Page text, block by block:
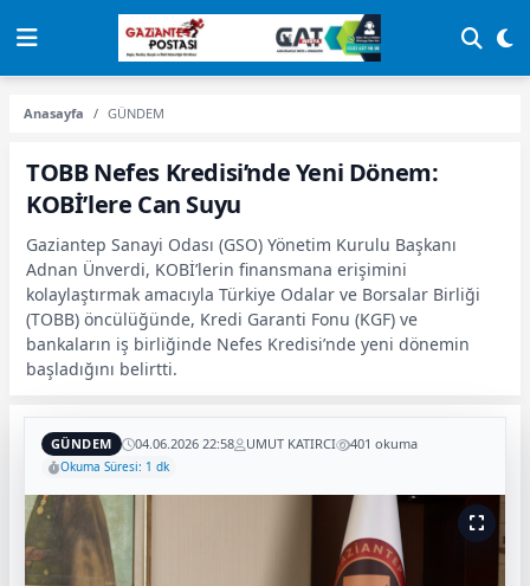
Anasayfa GÜNDEM
TOBB Nefes Kredisi’nde Yeni Dönem:
KOBİ’lere Can Suyu
Gaziantep Sanayi Odası (GSO) Yönetim Kurulu Başkanı
Adnan Ünverdi, KOBİ’lerin finansmana erişimini
kolaylaştırmak amacıyla Türkiye Odalar ve Borsalar Birliği
(TOBB) öncülüğünde, Kredi Garanti Fonu (KGF) ve
bankaların iş birliğinde Nefes Kredisi’nde yeni dönemin
başladığını belirtti.
GÜNDEM 04.06.2026 22:58 UMUT KATIRCI 401 okuma
Okuma Süresi: 1 dk